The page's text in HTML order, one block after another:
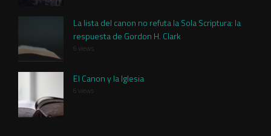
La lista del canon no refuta la Sola Scriptura: la
respuesta de Gordon H. Clark
6 views
El Canon y la Iglesia
6 views